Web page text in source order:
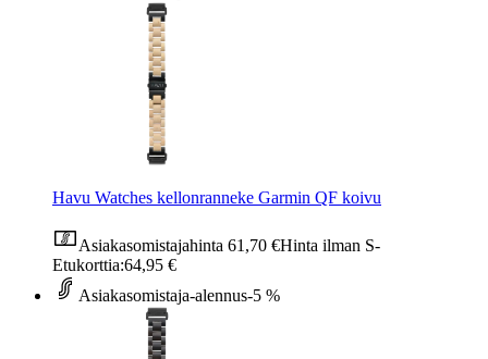
Havu Watches kellonranneke Garmin QF koivu
Asiakasomistajahinta 61,70 €Hinta ilman S-
Etukorttia:64,95 €
Asiakasomistaja-alennus-5 %